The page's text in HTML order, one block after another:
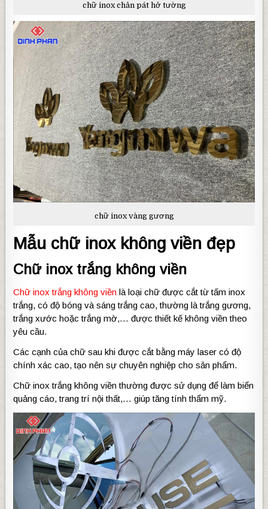
chữ inox chân pát hở tường
chữ inox vàng gương
Mẫu chữ inox không viền đẹp
Chữ inox trắng không viền
Chữ inox trắng không viền là loại chữ được cắt từ tấm inox
trắng, có độ bóng và sáng trắng cao, thường là trắng gương,
trắng xước hoặc trắng mờ,… được thiết kế không viền theo
yêu cầu.
Các cạnh của chữ sau khi được cắt bằng máy laser có độ
chính xác cao, tạo nên sự chuyên nghiệp cho sản phẩm.
Chữ inox trắng không viền thường được sử dụng để làm biển
quảng cáo, trang trí nội thất,… giúp tăng tính thẩm mỹ.